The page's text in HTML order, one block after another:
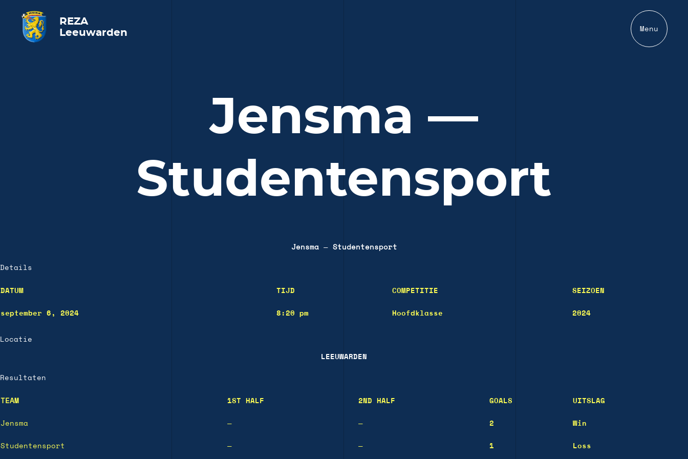
REZA
Leeuwarden
Menu
Jensma —
Studentensport
Jensma — Studentensport
Details
DATUM TIJD COMPETITIE SEIZOEN
september 6, 2024 8:20 pm Hoofdklasse 2024
Locatie
LEEUWARDEN
Resultaten
TEAM 1ST HALF 2ND HALF GOALS UITSLAG
Jensma — — 2 Win
Studentensport — — 1 Loss